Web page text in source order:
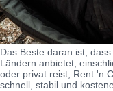
Das Beste daran ist,
Ländern anbietet,
oder privat reist, Rent 'n
schnell, stabil und